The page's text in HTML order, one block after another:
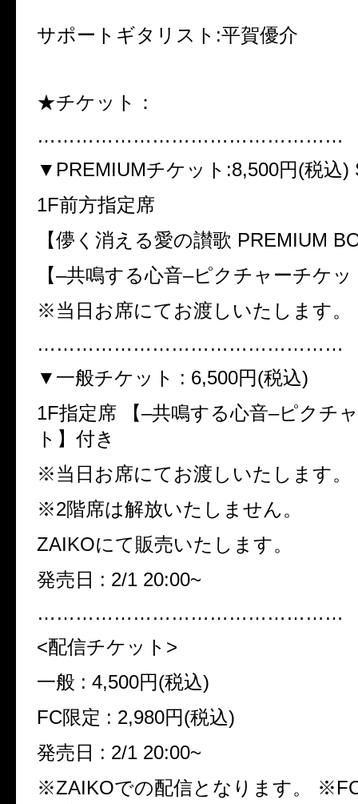
サポートギタリスト :平賀優介
★チケット：
…………………………………………
▼ PREMIUMチケット :8,500円(税込)
1F前方指定席
【儚く消える愛の讃歌 PREMIUM
【–共鳴する心音–ピクチャーチケッ
※当日お席にてお渡しいたします。
…………………………………………
▼ 一般チケット : 6,500円(税込)
1F指定席 【–共鳴する心音–ピクチ
ト】付き
※当日お席にてお渡しいたします。
※2階席は解放いたしません。
ZAIKOにて販売いたします。
発売日 : 2/1 20:00~
…………………………………………
<配信チケット >
一般 : 4,500円(税込)
FC限定 : 2,980円(税込)
発売日 : 2/1 20:00~
※ZAIKOでの配信となります。